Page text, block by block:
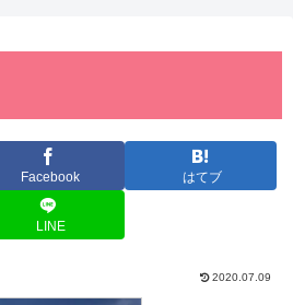
Facebook はてブ
LINE
2020.07.09